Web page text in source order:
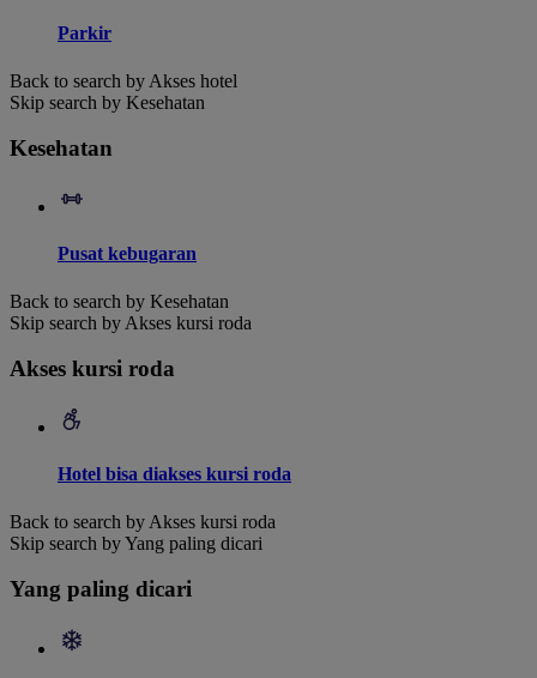
Parkir
Back to search by Akses hotel
Skip search by Kesehatan
Kesehatan
Pusat kebugaran
Back to search by Kesehatan
Skip search by Akses kursi roda
Akses kursi roda
Hotel bisa diakses kursi roda
Back to search by Akses kursi roda
Skip search by Yang paling dicari
Yang paling dicari